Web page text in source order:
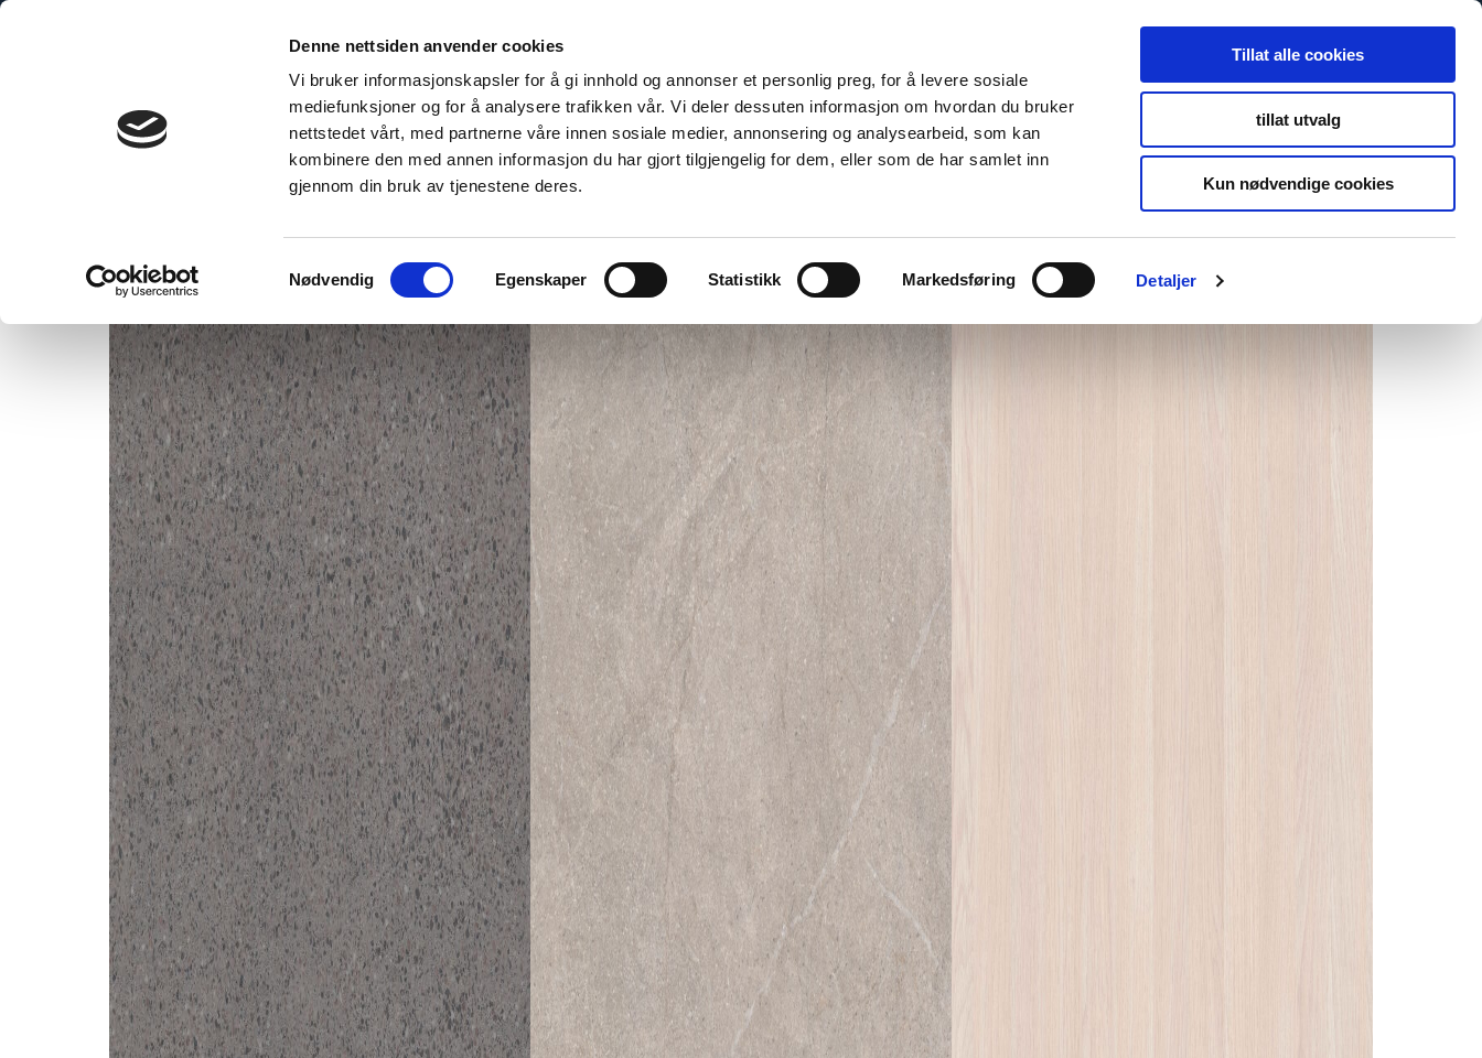
Denne nettsiden anvender cookies
Vi bruker informasjonskapsler for å gi innhold og annonser et personlig preg, for å levere sosiale
mediefunksjoner og for å analysere trafikken vår. Vi deler dessuten informasjon om hvordan du bruker
nettstedet vårt, med partnerne våre innen sosiale medier, annonsering og analysearbeid, som kan
kombinere den med annen informasjon du har gjort tilgjengelig for dem, eller som de har samlet inn
gjennom din bruk av tjenestene deres.
Samtykkevalg
Nødvendig Egenskaper Statistikk Markedsføring Detaljer
Tillat alle cookies
tillat utvalg
Kun nødvendige cookies
Skip
No groutline